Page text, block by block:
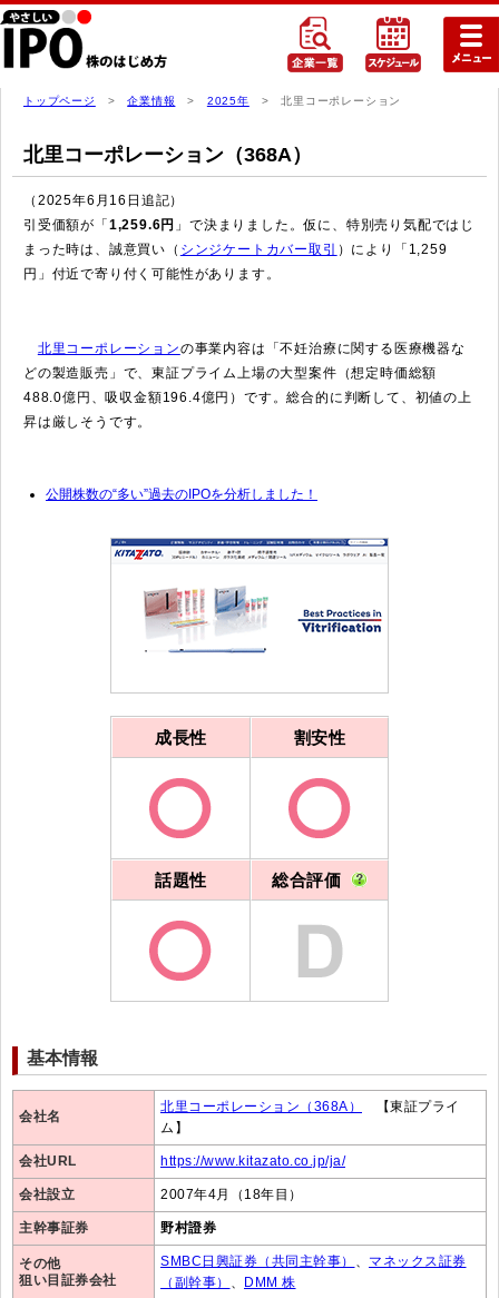
トップページ >企業情報 > 2025年 > 北里コーポレーション
北里コーポレーション（368A）
（2025年6月16日追記）
引受価額が「 1,259.6円 」で決まりました。仮に、特別売り気配ではじ
まった時は、誠意買い（ シンジケートカバー取引
）により「1,259
円」付近で寄り付く可能性があります。
北里コーポレーションの事業内容は「不妊治療に関する医療機器な
どの製造販売」で、東証プライム上場の大型案件（想定時価総額
488.0億円、吸収金額196.4億円）です。総合的に判断して、初値の上
昇は厳しそうです。
公開株数の“多い”過去のIPOを分析しました！
成長性 割安性
話題性 総合評価
基本情報
会社名
北里コーポレーション（368A）
【東証プライ
ム】
会社URL https://www.kitazato.co.jp/ja/
会社設立 2007年4月（18年目）
主幹事証券 野村證券
その他
狙い目証券会社
SMBC日興証券（共同主幹事） 、 マネックス証券
（副幹事）
、 DMM 株